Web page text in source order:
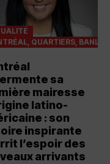
QUARTIERS,
sa
mairesse
latino-
: son
inspirante
l’espoir des
arrivants